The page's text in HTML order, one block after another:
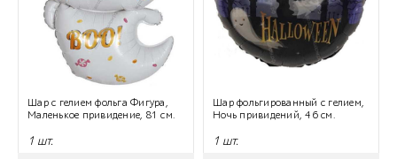
Шар с гелием фольга Фигура,
Маленькое привидение, 81 см.
1 шт.
Шар фольгированный с гелием,
Ночь привидений, 46 см.
1 шт.